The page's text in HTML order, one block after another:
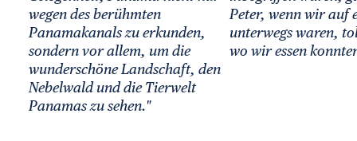
wegen des berühmten
Panamakanals zu erkunden,
sondern vor allem, um die
wunderschöne Landschaft, den
Nebelwald und die Tierwelt
Panamas zu sehen."
Peter, wenn wir auf
unterwegs waren,
wo wir essen